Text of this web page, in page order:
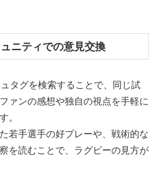
ニティでの意見交換
タグを検索することで、同じ試
ァンの感想や独自の視点を手軽に
。
若手選手の好プレーや、戦術的な
を読むことで、ラグビーの見方が